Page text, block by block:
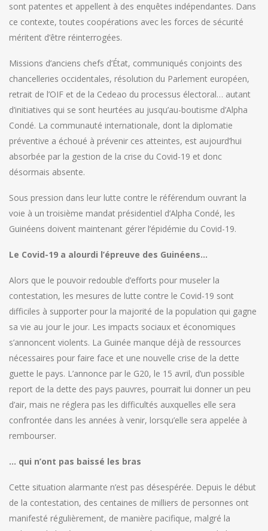
sont patentes et appellent à des enquêtes indépendantes. Dans
ce contexte, toutes coopérations avec les forces de sécurité
méritent d’être réinterrogées.
Missions d’anciens chefs d’État, communiqués conjoints des
chancelleries occidentales, résolution du Parlement européen,
retrait de l’OIF et de la Cedeao du processus électoral… autant
d’initiatives qui se sont heurtées au jusqu’au-boutisme d’Alpha
Condé. La communauté internationale, dont la diplomatie
préventive a échoué à prévenir ces atteintes, est aujourd’hui
absorbée par la gestion de la crise du Covid-19 et donc
désormais absente.
Sous pression dans leur lutte contre le référendum ouvrant la
voie à un troisième mandat présidentiel d’Alpha Condé, les
Guinéens doivent maintenant gérer l’épidémie du Covid-19.
Le Covid-19 a alourdi l’épreuve des Guinéens…
Alors que le pouvoir redouble d’efforts pour museler la
contestation, les mesures de lutte contre le Covid-19 sont
difficiles à supporter pour la majorité de la population qui gagne
sa vie au jour le jour. Les impacts sociaux et économiques
s’annoncent violents. La Guinée manque déjà de ressources
nécessaires pour faire face et une nouvelle crise de la dette
guette le pays. L’annonce par le G20, le 15 avril, d’un possible
report de la dette des pays pauvres, pourrait lui donner un peu
d’air, mais ne réglera pas les difficultés auxquelles elle sera
confrontée dans les années à venir, lorsqu’elle sera appelée à
rembourser.
… qui n’ont pas baissé les bras
Cette situation alarmante n’est pas désespérée. Depuis le début
de la contestation, des centaines de milliers de personnes ont
manifesté régulièrement, de manière pacifique, malgré la